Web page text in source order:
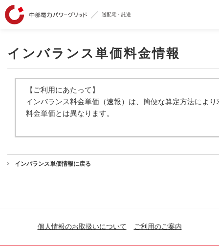
送配電・託送
インバランス単価料金情報
【ご利用にあたって】
インバランス料金単価（速報）は、簡便な算定方法によ
料金単価とは異なります。
インバランス単価情報に戻る
個人情報のお取扱いについて ご利用のご案内